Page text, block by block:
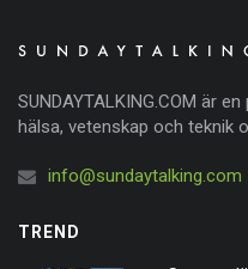
SUNDAYTALKING.COM är
hälsa, vetenskap och teknik
info@sundaytalking.com
TREND